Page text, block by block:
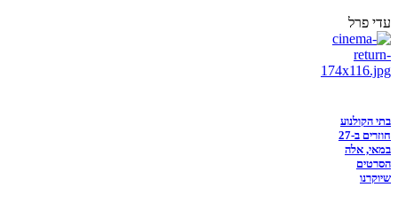
עדי פרל
בתי הקולנוע
חוזרים ב-27
במאי, אלה
הסרטים
שיוקרנו